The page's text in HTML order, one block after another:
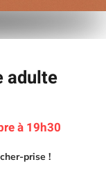
adulte
à 19h30
prise !